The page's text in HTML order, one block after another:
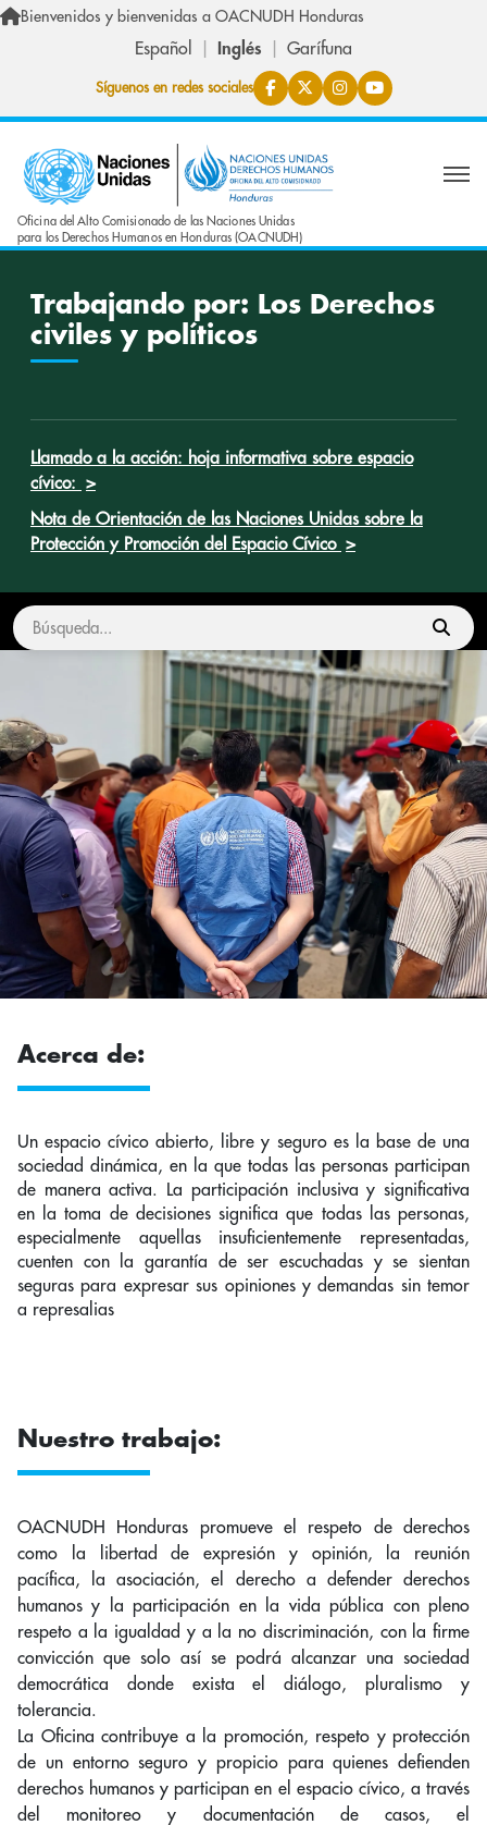
Skip to main content
Bienvenidos y bienvenidas a OACNUDH Honduras
Español Inglés Garífuna
Síguenos en redes sociales
Oficina del Alto Comisionado de las Naciones Unidas
para los Derechos Humanos en Honduras (OACNUDH)
Trabajando por: Los Derechos
civiles y políticos
Llamado a la acción: hoja informativa sobre espacio
cívico:
>
Nota de Orientación de las Naciones Unidas sobre la
Protección y Promoción del Espacio Cívico >
Buscar
Acerca de:
Un espacio cívico abierto, libre y seguro es la base de una
sociedad dinámica, en la que todas las personas participan
de manera activa. La participación inclusiva y significativa
en la toma de decisiones significa que todas las personas,
especialmente aquellas insuficientemente representadas,
cuenten con la garantía de ser escuchadas y se sientan
seguras para expresar sus opiniones y demandas sin temor
a represalias
Nuestro trabajo:
OACNUDH Honduras promueve el respeto de derechos
como la libertad de expresión y opinión, la reunión
pacífica, la asociación, el derecho a defender derechos
humanos y la participación en la vida pública con pleno
respeto a la igualdad y a la no discriminación, con la firme
convicción que solo así se podrá alcanzar una sociedad
democrática donde exista el diálogo, pluralismo y
tolerancia.
La Oficina contribuye a la promoción, respeto y protección
de un entorno seguro y propicio para quienes defienden
derechos humanos y participan en el espacio cívico, a través
del monitoreo y documentación de casos, el